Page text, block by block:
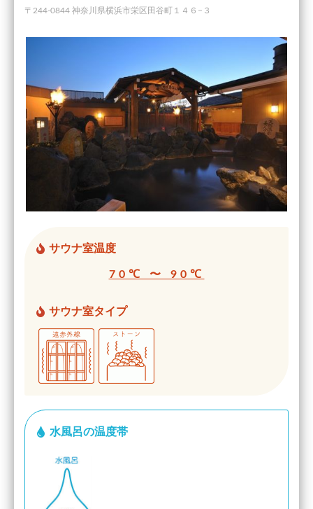
〒244-0844 神奈川県横浜市栄区田谷町１４６−３
サウナ室温度
70℃ 〜 90℃
サウナ室タイプ
水風呂の温度帯